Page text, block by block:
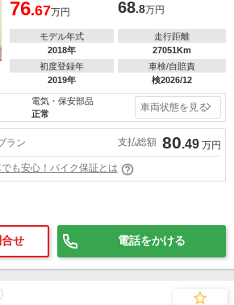
76.67万円 68.8万円
モデル年式
2018年
走行距離
27051Km
初度登録年
2019年
車検/自賠責
検2026/12
電気・保安部品
正常
車両状態を見る
ラン 支払総額 80.49 万円
も安心！バイク保証とは
せ 電話をかける